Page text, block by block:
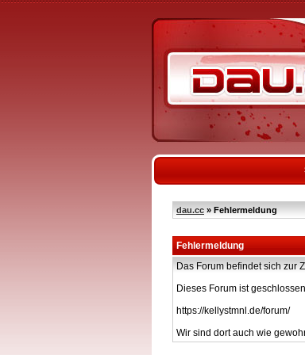
dau.cc » Fehlermeldung
Fehlermeldung
Das Forum befindet sich zur
Dieses Forum ist
https://kellystmnl.de/forum/
Wir sind dort auch wie